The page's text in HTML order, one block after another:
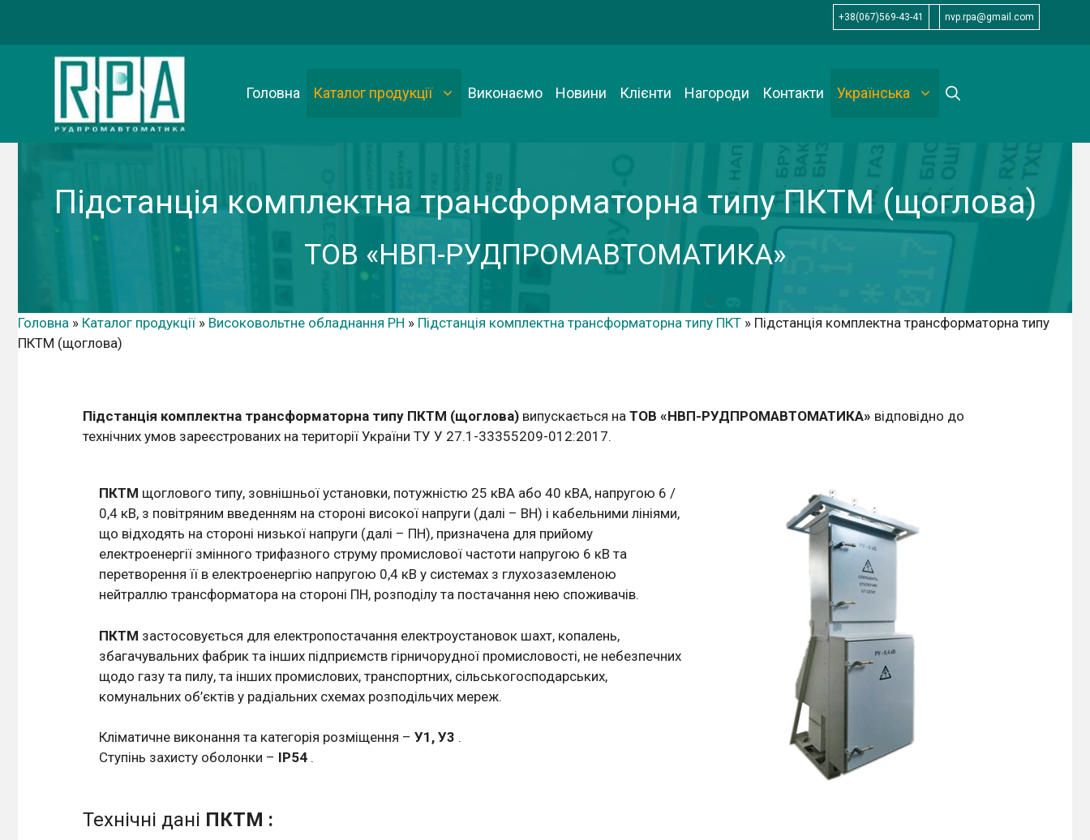
+38(067)569-43-41 nvp.rpa@gmail.com
Головна Каталог продукції Виконаємо Новини Клієнти Нагороди Контакти Українська
Підстанція комплектна трансформаторна типу ПКТМ (щоглова)
ТОВ «НВП-РУДПРОМАВТОМАТИКА»
Головна » Каталог продукції » Високовольтне обладнання РН » Підстанція комплектна трансформаторна типу ПКТ » Підстанція комплектна трансформаторна типу
ПКТМ (щоглова)
Підстанція комплектна трансформаторна типу ПКТМ (щоглова) випускається на ТОВ «НВП-РУДПРОМАВТОМАТИКА» відповідно до
технічних умов зареєстрованих на території України ТУ У 27.1-33355209-012:2017.
ПКТМ щоглового типу, зовнішньої установки, потужністю 25 кВА або 40 кВА, напругою 6 /
0,4 кВ, з повітряним введенням на стороні високої напруги (далі – ВН) і кабельними лініями,
що відходять на стороні низької напруги (далі – ПН), призначена для прийому
електроенергії змінного трифазного струму промислової частоти напругою 6 кВ та
перетворення її в електроенергію напругою 0,4 кВ у системах з глухозаземленою
нейтраллю трансформатора на стороні ПН, розподілу та постачання нею споживачів.
ПКТМ застосовується для електропостачання електроустановок шахт, копалень,
збагачувальних фабрик та інших підприємств гірничорудної промисловості, не небезпечних
щодо газу та пилу, та інших промислових, транспортних, сільськогосподарських,
комунальних об’єктів у радіальних схемах розподільчих мереж.
Кліматичне виконання та категорія розміщення – У1, У3 .
Ступінь захисту оболонки – IР54 .
Технічні дані ПКТМ :